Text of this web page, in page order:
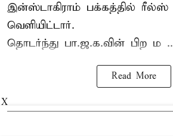
இன்ஸ்டாகிராம் பக்கத்தில்
வெளியிட்டார்.
தொடர்ந்து பா.ஜ.க.வின் பிற ம
Read More
X